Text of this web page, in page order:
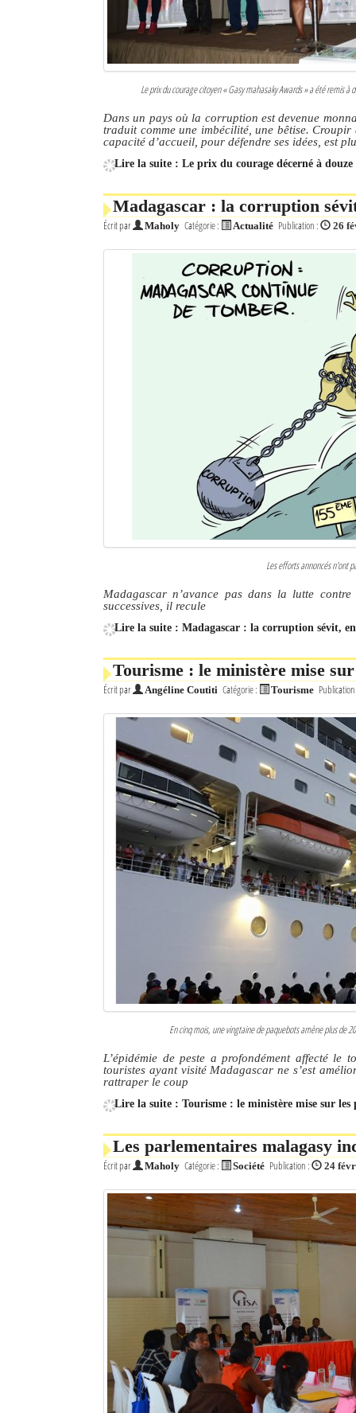
Le prix du courage citoyen « Gasy mahasaky Awards » a été remis
Dans un pays où la corruption est devenue
traduit comme une imbécilité, une bêtise.
capacité d’accueil, pour défendre ses idées, est
Lire la suite : Le prix du courage décerné à
Madagascar : la corruption
Écrit par Maholy Catégorie : Actualité Publication : 26
Les efforts annoncés n'ont
Madagascar n’avance pas dans la lutte
successives, il recule
Lire la suite : Madagascar : la corruption sévit,
Tourisme : le ministère mise
Écrit par Angéline Coutiti Catégorie : Tourisme
En cinq mois, une vingtaine de paquebots amène plus de
L’épidémie de peste a profondément affecté
touristes ayant visité Madagascar ne s’est
rattraper le coup
Lire la suite : Tourisme : le ministère mise sur les
Les parlementaires malagasy
Écrit par Maholy Catégorie : Société Publication : 24